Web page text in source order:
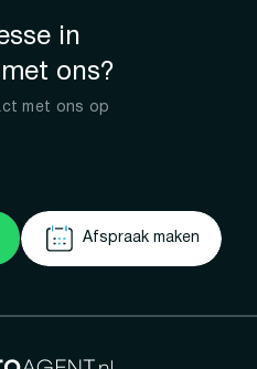
in
ons?
met ons op
Afspraak maken